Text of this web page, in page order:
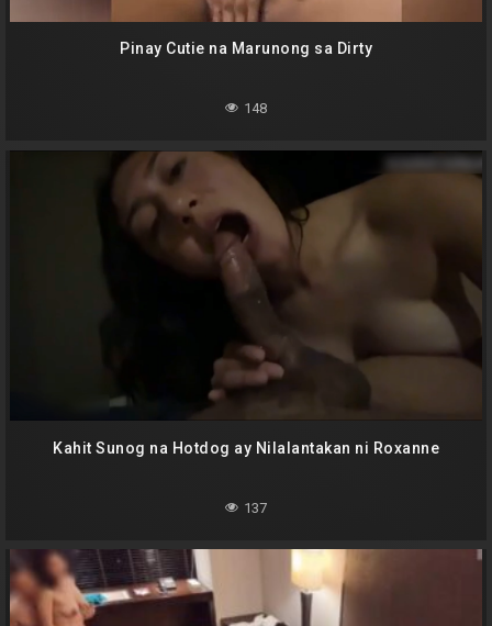
Pinay Cutie na Marunong sa Dirty
148
Kahit Sunog na Hotdog ay Nilalantakan ni Roxanne
137